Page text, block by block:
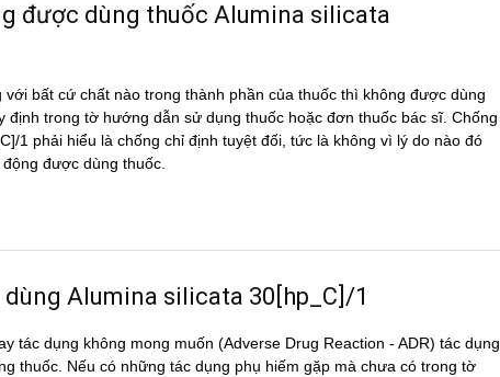
được dùng thuốc Alumina silicata
bất cứ chất nào trong thành phần của thuốc thì không được dùng
trong tờ hướng dẫn sử dụng thuốc hoặc đơn thuốc bác sĩ. Chống
1 phải hiểu là chống chỉ định tuyệt đối, tức là không vì lý do nào đó
được dùng thuốc.
Alumina silicata 30[hp_C]/1
tác dụng không mong muốn (Adverse Drug Reaction - ADR) tác dụng
thuốc. Nếu có những tác dụng phụ hiếm gặp mà chưa có trong tờ